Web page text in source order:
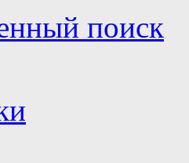
поиск